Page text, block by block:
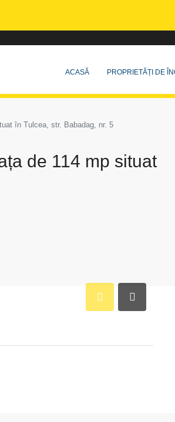
ACASĂ PROPRIETĂȚI DE
în Tulcea, str. Babadag, nr. 5
de 114 mp situat